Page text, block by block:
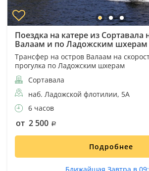
Поездка на катере из Сортавала
Валаам и по Ладожским шхерам
Трансфер на остров Валаам на
прогулка по Ладожским шхерам
Сортавала
наб. Ладожской флотилии, 5А
6 часов
от 2 500
Подробнее
Ближайшая Завтра в